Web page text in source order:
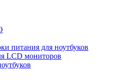
питания для ноутбуков
LCD мониторов